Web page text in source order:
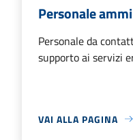
Personale
Personale da
supporto ai servizi
VAI ALLA PAGINA